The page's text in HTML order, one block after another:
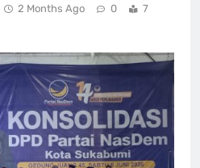
2 Months Ago 0
7